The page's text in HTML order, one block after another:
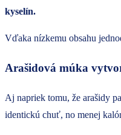
kyselín.
Vďaka nízkemu obsahu
Arašidová múka
Aj napriek tomu, že arašidy
identickú chuť, no menej